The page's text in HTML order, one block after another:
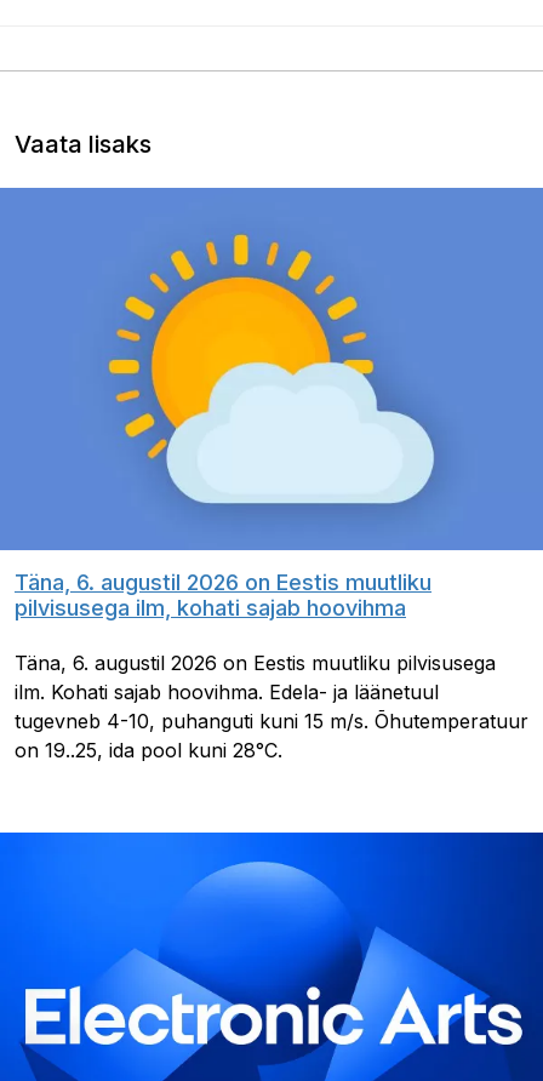
Vaata lisaks
Täna, 6. augustil 2026 on Eestis muutliku
pilvisusega ilm, kohati sajab hoovihma
Täna, 6. augustil 2026 on Eestis muutliku pilvisusega
ilm. Kohati sajab hoovihma. Edela- ja läänetuul
tugevneb 4-10, puhanguti kuni 15 m/s. Õhutemperatuur
on 19..25, ida pool kuni 28°C.